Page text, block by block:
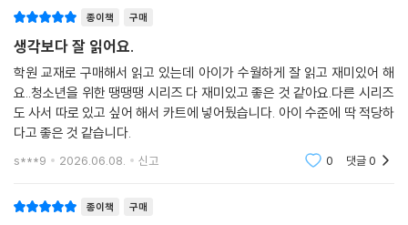
렵고 멀게만 느낀다. 이 책은 청소년들이 법과의 거리감을 좁힐 수 있도록
돕고, 이를 통해 인권을 소중히 여기고, 자유와 정의의 가치를 존중하는 인
간으로 성장할 수 있는 기회를 줄 것이다. 청소년뿐 아니라 우리 사회에서
건강한 시민으로 아이들을 키우기를 원하는 교사, 학부모들에게도 좋은 참
고 도서가 되어줄 것이다.
종이책 구매
생각보다 잘 읽어요.
학원 교재로 구매해서 읽고 있는데 아이가 수월하게 잘 읽고 재미있어 해
요..청소년을 위한 땡땡땡 시리즈 다 재미있고 좋은 것 같아요.다른 시리즈
도 사서 따로 있고 싶어 해서 카트에 넣어뒀습니다. 아이 수준에 딱 적당하
다고 좋은 것 같습니다.
s***9 2026.06.08. 신고 0 댓글0
종이책 구매